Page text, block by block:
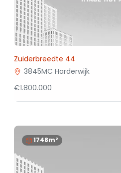
Zuiderbreedte 44
3845MC Harderwijk
€1.800.000
1748m²